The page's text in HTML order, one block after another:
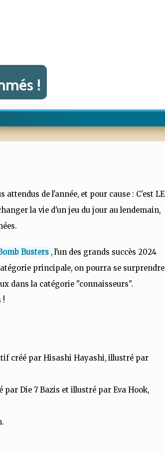
!
attendus de l'année, et pour cause : C'est LE
la vie d'un jeu du jour au lendemain,
Busters , l'un des grands succès 2024
principale, on pourra se surprendre
dans la catégorie "connaisseurs".
!
créé par Hisashi Hayashi, illustré par
Die 7 Bazis et illustré par Eva Hook,